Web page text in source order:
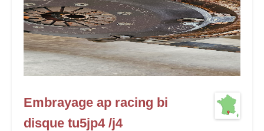
Embrayage ap racing bi
disque tu5jp4 /j4